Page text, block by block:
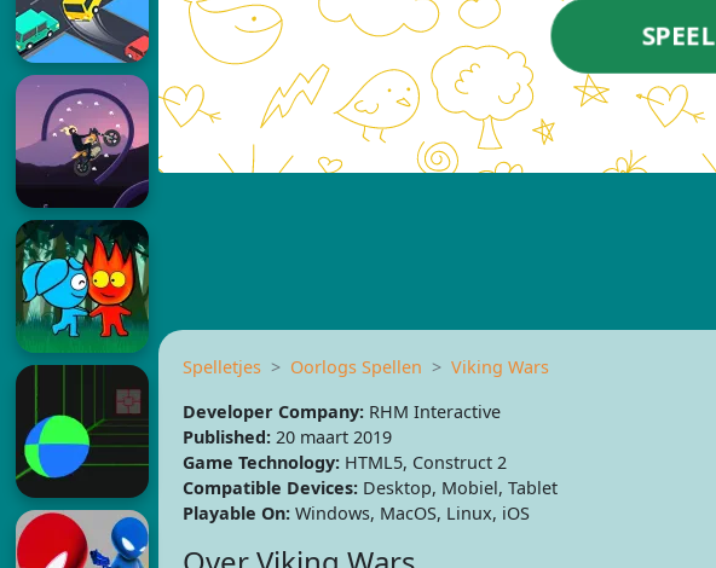
SPEEL
Spelletjes Oorlogs Spellen
Viking Wars
Developer Company:RHM Interactive
Published:20 maart 2019
Game Technology:HTML5, Construct 2
Compatible Devices:Desktop, Mobiel, Tablet
Playable On:Windows, MacOS, Linux, iOS